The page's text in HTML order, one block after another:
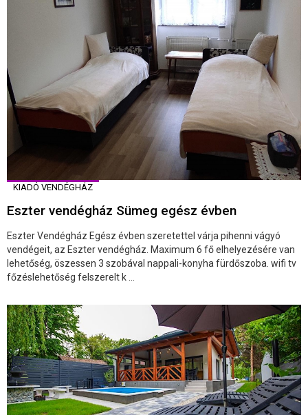
KIADÓ VENDÉGHÁZ
Eszter vendégház Sümeg egész évben
Eszter Vendégház Egész évben szeretettel várja pihenni vágyó
vendégeit, az Eszter vendégház. Maximum 6 fő elhelyezésére van
lehetőség, öszessen 3 szobával nappali-konyha fürdőszoba. wifi tv
főzéslehetőség felszerelt k ...